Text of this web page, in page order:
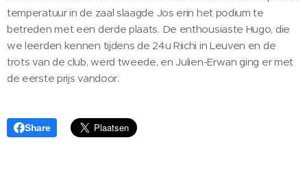
temperatuur in de zaal slaagde Jos erin het podium te
betreden met een derde plaats. De enthousiaste Hugo, die
we leerden kennen tijdens de 24u Riichi in Leuven en de
trots van de club, werd tweede, en Julien-Erwan ging er met
de eerste prijs vandoor.
Share